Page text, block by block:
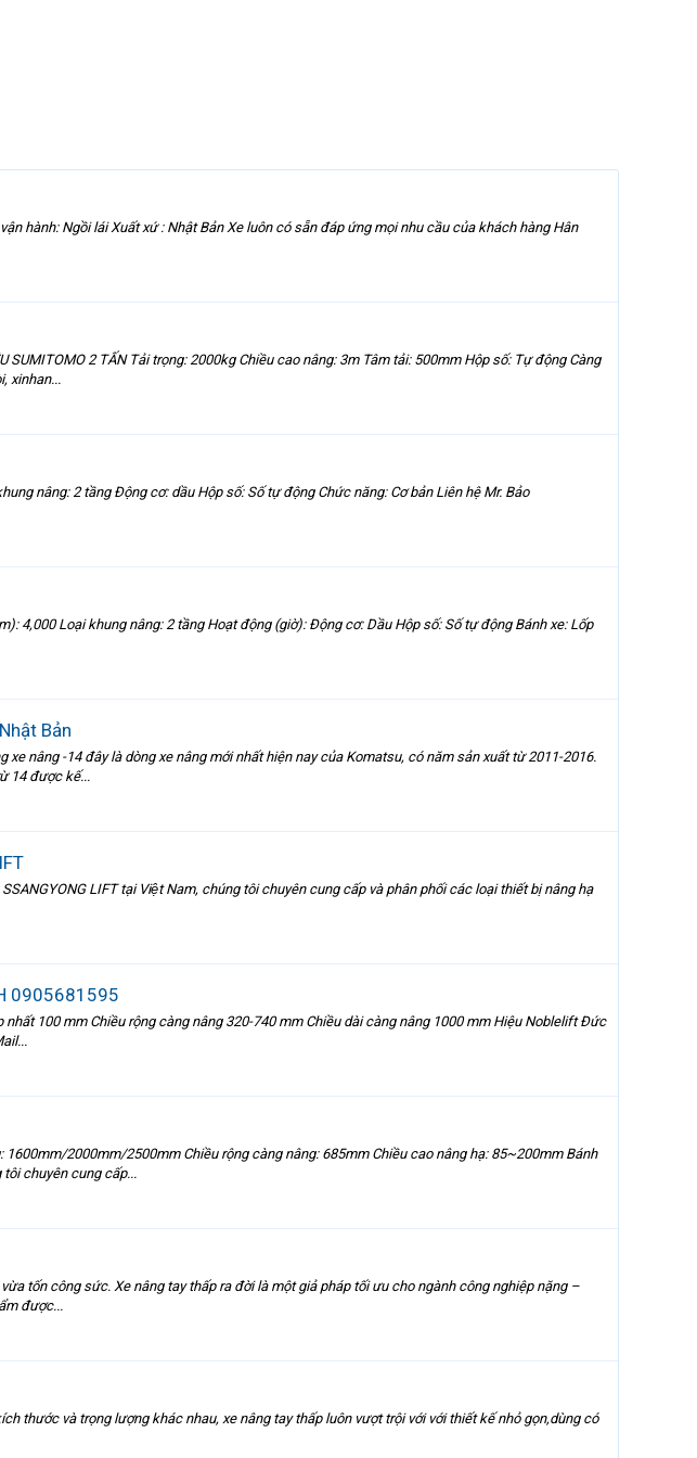
hành: Ngồi lái Xuất xứ : Nhật Bản Xe luôn có sẵn đáp ứng mọi nhu cầu của khách hàng Hân
SUMITOMO 2 TẤN Tải trọng: 2000kg Chiều cao nâng: 3m Tâm tải: 500mm Hộp số: Tự động Càng
xinhan...
nâng: 2 tầng Động cơ: dầu Hộp số: Số tự động Chức năng: Cơ bản Liên hệ Mr. Bảo
4,000 Loại khung nâng: 2 tầng Hoạt động (giờ): Động cơ: Dầu Hộp số: Số tự động Bánh xe: Lốp
Bản
nâng -14 đây là dòng xe nâng mới nhất hiện nay của Komatsu, có năm sản xuất từ 2011-2016.
14 được kế...
LIFT tại Việt Nam, chúng tôi chuyên cung cấp và phân phối các loại thiết bị nâng hạ
0905681595
100 mm Chiều rộng càng nâng 320-740 mm Chiều dài càng nâng 1000 mm Hiệu Noblelift Đức
2000mm/2500mm Chiều rộng càng nâng: 685mm Chiều cao nâng hạ: 85~200mm Bánh
chuyên cung cấp...
tốn công sức. Xe nâng tay thấp ra đời là một giả pháp tối ưu cho ngành công nghiệp nặng –
được...
thước và trọng lượng khác nhau, xe nâng tay thấp luôn vượt trội với với thiết kế nhỏ gọn,dùng có